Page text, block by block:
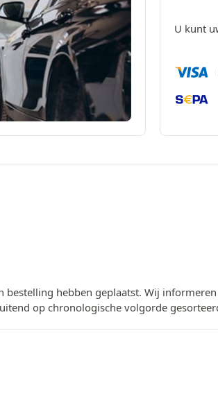
U kunt
hebben geplaatst. Wij
op chronologische volgorde